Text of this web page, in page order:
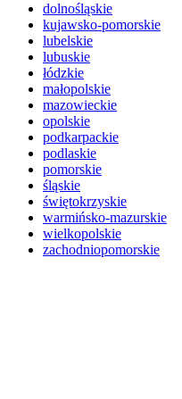
dolnośląskie
kujawsko-pomorskie
lubelskie
lubuskie
łódzkie
małopolskie
mazowieckie
opolskie
podkarpackie
podlaskie
pomorskie
śląskie
świętokrzyskie
warmińsko-mazurskie
wielkopolskie
zachodniopomorskie